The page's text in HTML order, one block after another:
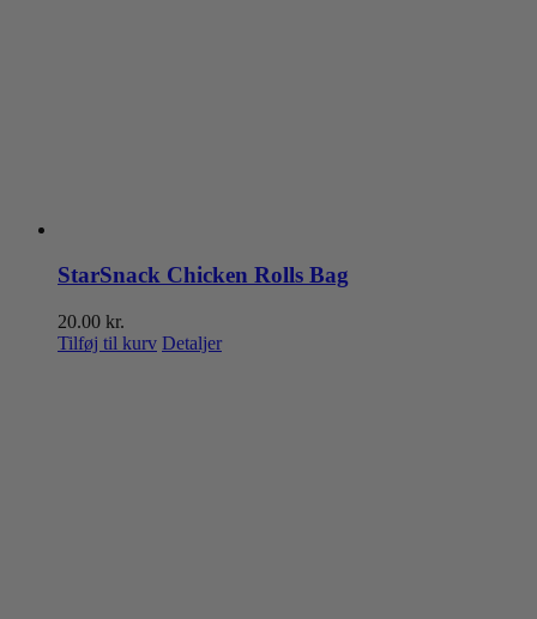
StarSnack Chicken Rolls Bag
20.00 kr.
Tilføj til kurv Detaljer